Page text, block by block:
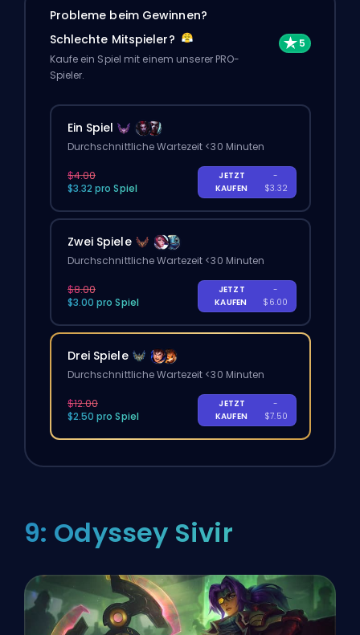
Probleme beim Gewinnen?
Schlechte Mitspieler?
Kaufe ein Spiel mit einem unserer PRO-
Spieler.
Ein Spiel
Durchschnittliche Wartezeit <30 Minuten
$4.00
$3.32 pro Spiel
JETZT
KAUFEN
-
$3.32
Zwei Spiele
Durchschnittliche Wartezeit <30 Minuten
$8.00
$3.00 pro Spiel
JETZT
KAUFEN
-
$6.00
Drei Spiele
Durchschnittliche Wartezeit <30 Minuten
$12.00
$2.50 pro Spiel
JETZT
KAUFEN
-
$7.50
9: Odyssey Sivir